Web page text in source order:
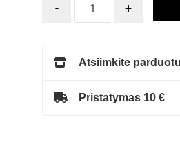
- +
Atsiimkite
Pristatymas 10 €